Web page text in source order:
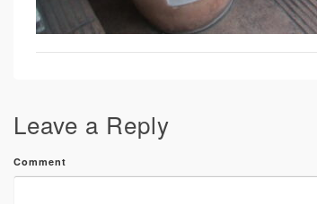
Leave a Reply
Comment